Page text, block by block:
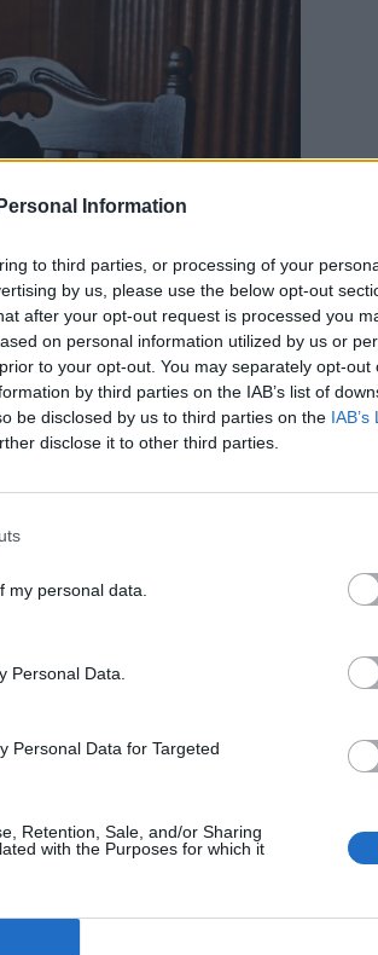
Information
to third parties, or processing of your
by us, please use the below opt-out
after your opt-out request is processed you
on personal information utilized by us or
to your opt-out. You may separately opt-out
by third parties on the IAB’s list of
be disclosed by us to third parties on the IAB’s
disclose it to other third parties.
my personal data.
Personal Data.
Personal Data for Targeted
Retention, Sale, and/or Sharing
with the Purposes for which it
που βρίσκονται
επίσης